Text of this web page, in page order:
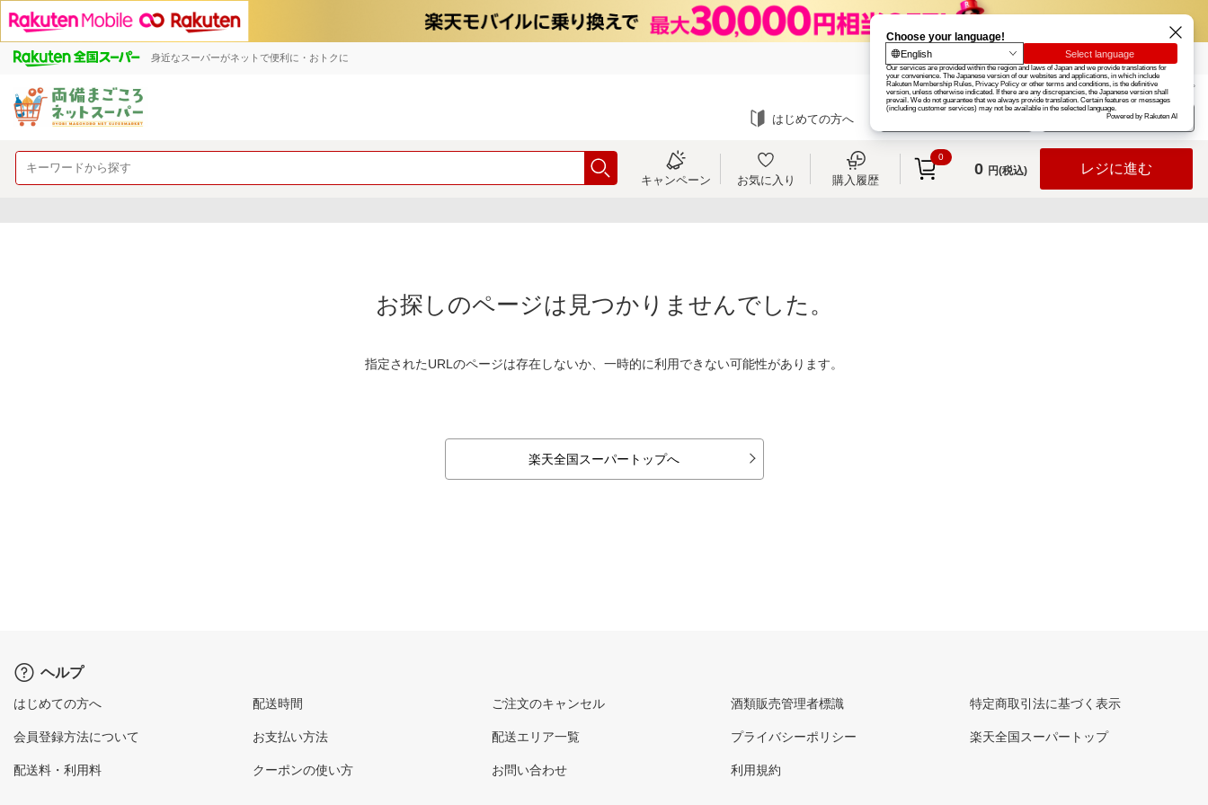
身近なスーパーがネットで便利に・おトクに 楽天グループ カード
お知らせ ヘルプ
はじめての方へ ログイン
キャンペーン お気に入り 購入履歴
0
0 円(税込) レジに進む
お探しのページは見つかりませんでした。
指定されたURLのページは存在しないか、一時的に利用できない可能性があります。
楽天全国スーパートップへ
ヘルプ
はじめての方へ
会員登録方法について
配送料・利用料
配送時間
お支払い方法
クーポンの使い方
ご注文のキャンセル
配送エリア一覧
お問い合わせ
酒類販売管理者標識
プライバシーポリシー
利用規約
特定商取引法に基づく表示
楽天全国スーパートップ